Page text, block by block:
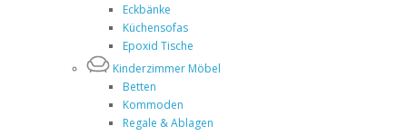
Eckbänke
Küchensofas
Epoxid Tische
Kinderzimmer Möbel
Betten
Kommoden
Regale & Ablagen